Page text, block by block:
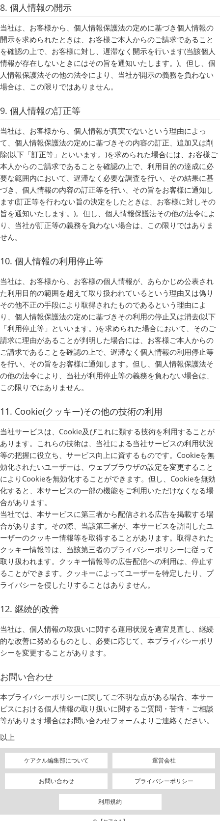
8. 個人情報の開示
当社は、お客様から、個人情報保護法の定めに基づき個人情報の
開示を求められたときは、お客様ご本人からのご請求であること
を確認の上で、お客様に対し、遅滞なく開示を行います(当該個人
情報が存在しないときにはその旨を通知いたします。)。但し、個
人情報保護法その他の法令により、当社が開示の義務を負わない
場合は、この限りではありません。
9. 個人情報の訂正等
当社は、お客様から、個人情報が真実でないという理由によっ
て、個人情報保護法の定めに基づきその内容の訂正、追加又は削
除(以下「訂正等」といいます。)を求められた場合には、お客様ご
本人からのご請求であることを確認の上で、利用目的の達成に必
要な範囲内において、遅滞なく必要な調査を行い、その結果に基
づき、個人情報の内容の訂正等を行い、その旨をお客様に通知し
ます(訂正等を行わない旨の決定をしたときは、お客様に対しその
旨を通知いたします。)。但し、個人情報保護法その他の法令によ
り、当社が訂正等の義務を負わない場合は、この限りではありま
せん。
10. 個人情報の利用停止等
当社は、お客様から、お客様の個人情報が、あらかじめ公表され
た利用目的の範囲を超えて取り扱われているという理由又は偽り
その他不正の手段により取得されたものであるという理由によ
り、個人情報保護法の定めに基づきその利用の停止又は消去(以下
「利用停止等」といいます。)を求められた場合において、そのご
請求に理由があることが判明した場合には、お客様ご本人からの
ご請求であることを確認の上で、遅滞なく個人情報の利用停止等
を行い、その旨をお客様に通知します。但し、個人情報保護法そ
の他の法令により、当社が利用停止等の義務を負わない場合は、
この限りではありません。
11. Cookie(クッキー)その他の技術の利用
当社サービスは、Cookie及びこれに類する技術を利用することが
あります。これらの技術は、当社による当社サービスの利用状況
等の把握に役立ち、サービス向上に資するものです。Cookieを無
効化されたいユーザーは、ウェブブラウザの設定を変更すること
によりCookieを無効化することができます。但し、Cookieを無効
化すると、本サービスの一部の機能をご利用いただけなくなる場
合があります。
当社では、本サービスに第三者から配信される広告を掲載する場
合があります。その際、当該第三者が、本サービスを訪問したユ
ーザーのクッキー情報等を取得することがあります。取得された
クッキー情報等は、当該第三者のプライバシーポリシーに従って
取り扱われます。クッキー情報等の広告配信への利用は、停止す
ることができます。クッキーによってユーザーを特定したり、プ
ライバシーを侵したりすることはありません。
12. 継続的改善
当社は、個人情報の取扱いに関する運用状況を適宜見直し、継続
的な改善に努めるものとし、必要に応じて、本プライバシーポリ
シーを変更することがあります。
お問い合わせ
本プライバシーポリシーに関してご不明な点がある場合、本サー
ビスにおける個人情報の取り扱いに関するご質問・苦情・ご相談
等があります場合はお問い合わせフォームよりご連絡ください。
以上
ケアクル編集部について 運営会社
お問い合わせ プライバシーポリシー
利用規約